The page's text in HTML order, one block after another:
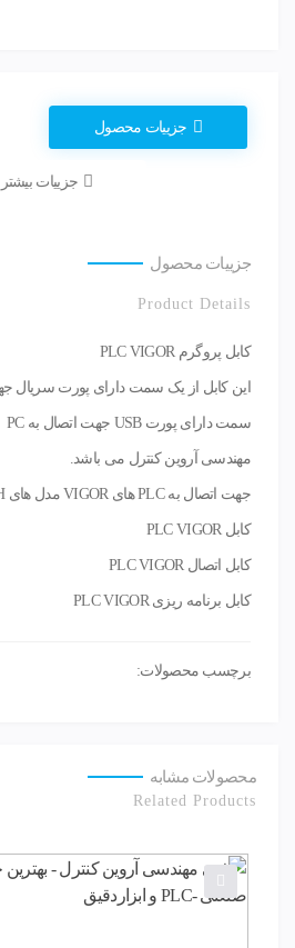
جزییات محصول
جزییات بیشتر
جزییات محصول
Product Details
کابل پروگرم PLC VIGOR
مهندسی آروین کنترل می باشد.
جهت اتصال به PLC های VIGOR مدل های VB, VH استفاده می شود.
کابل PLC VIGOR
کابل اتصال PLC VIGOR
کابل برنامه ریزی PLC VIGOR
برچسب محصولات:
محصولات مشابه
Related Products